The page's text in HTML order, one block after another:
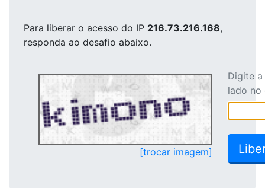
Para liberar o acesso do IP 216.73.216.168,
responda ao desafio abaixo.
[trocar imagem]
Digite
lado no